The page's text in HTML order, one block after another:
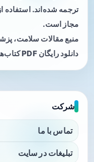
ترجمه شده‌اند. استفاده
مجاز است.
منبع مقالات سلامت،
دانلود رایگان PDF کتاب‌های پزشکی.
شرکت
تماس با ما
تبلیغات در سایت